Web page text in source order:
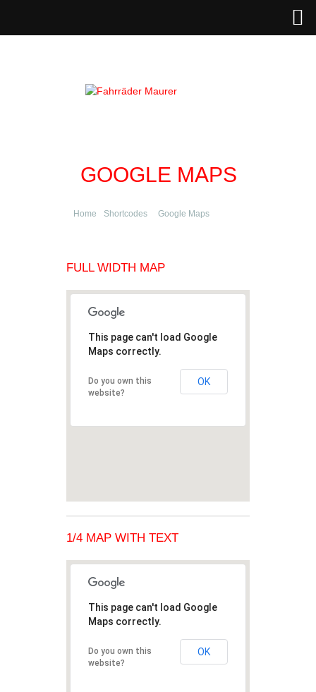
GOOGLE MAPS
Home Shortcodes Google Maps
FULL WIDTH MAP
This page can't load Google
Maps correctly.
Do you own this
website?
OK
1/4 MAP WITH TEXT
This page can't load Google
Maps correctly.
Do you own this
website?
OK